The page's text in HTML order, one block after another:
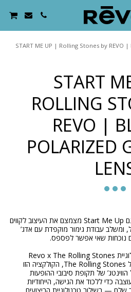
START ME UP | Rolling Stones by REVO |
START
ROLLING
REVO |
POLARIZED
אלגנטי, חד ומודרני ללא ספק. דגם Start Me Up מצמצם את העיצוב לקווים
עבודת גימור מוקפדת עם אדג’
בהשראת הארכיונים האייקוניים של The Rolling Stones, הקולקציה הזו
של תקופת סיבובי ההופעות
כדי ללכוד את הגישה, הייחודיות